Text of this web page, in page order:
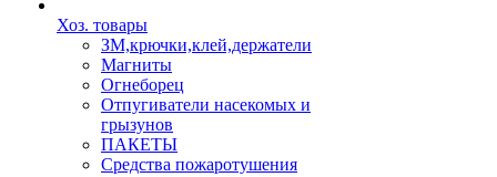
Хоз. товары
ЗМ,крючки,клей,держатели
Магниты
Огнеборец
Отпугиватели насекомых и
грызунов
ПАКЕТЫ
Средства пожаротушения